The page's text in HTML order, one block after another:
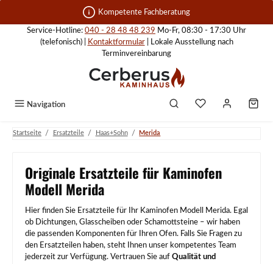
Zum Hauptinhalt springen Kompetente Fachberatung
Service-Hotline: 040 - 28 48 48 239 Mo-Fr, 08:30 - 17:30 Uhr
(telefonisch) |
Kontaktformular| Lokale Ausstellung nach
Terminvereinbarung
Navigation
Startseite / Ersatzteile / Haas+Sohn / Merida
Originale Ersatzteile für Kaminofen
Modell Merida
Hier finden Sie Ersatzteile für Ihr Kaminofen Modell Merida. Egal
ob Dichtungen, Glasscheiben oder Schamottsteine – wir haben
die passenden Komponenten für Ihren Ofen. Falls Sie Fragen zu
den Ersatzteilen haben, steht Ihnen unser kompetentes Team
jederzeit zur Verfügung. Vertrauen Sie auf Qualität und